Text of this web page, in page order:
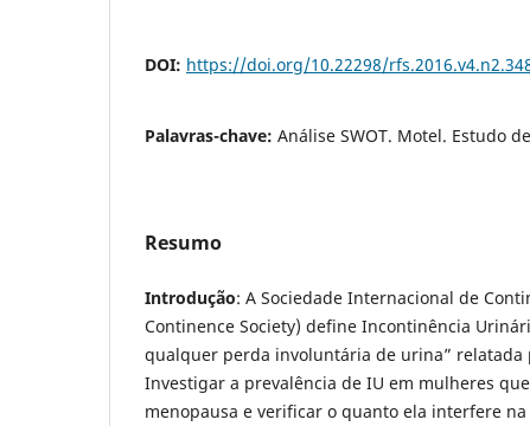
DOI: https://doi.org/10.22298/
Palavras-chave: Análise SWOT. Motel. Estudo
Resumo
Introdução: A Sociedade Internacional de
Continence Society) define Incontinência
qualquer perda involuntária de urina” relatada
Investigar a prevalência de IU em mulheres
menopausa e verificar o quanto ela interfere